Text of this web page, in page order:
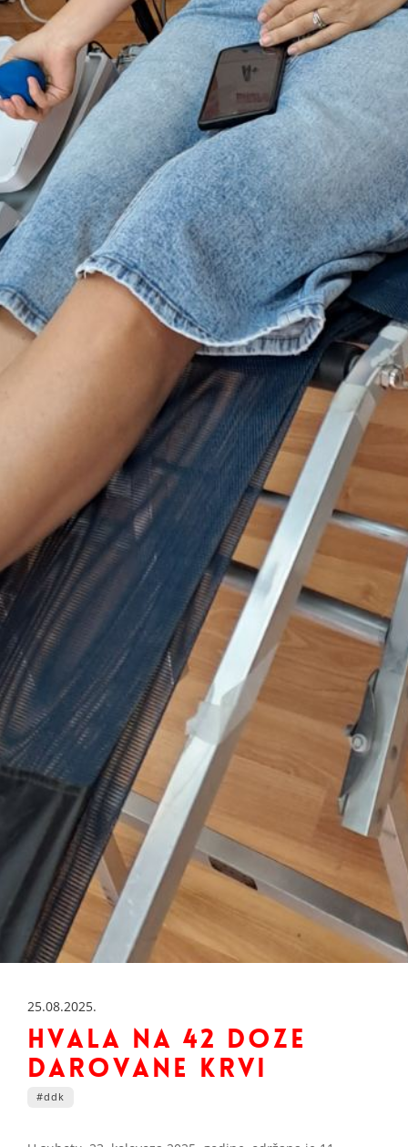
#darivanjekrvi
#darivanjekrvi
#edukacije
#humanitarnaakcija
#zdravstveni programi
#humanitarna akcija
#voloteri # mladi
#spasiociHCK
#prvapomoc
#prevencija trgovanja ljudima
#donatori
#priznanje
#gostovanje
#natjecanje
28.07.2026.
HVALA ZA 42 DOZE DAROVANE KRVI
07.07.2026.
NAŠI DRAGI DARIVATELJI PONOVNO
SU POKAZALI KOLIKO VELIKO SRCE
IMAJU!
25.08.2025.
HVALA NA 42 DOZE
DAROVANE KRVI
#ddk